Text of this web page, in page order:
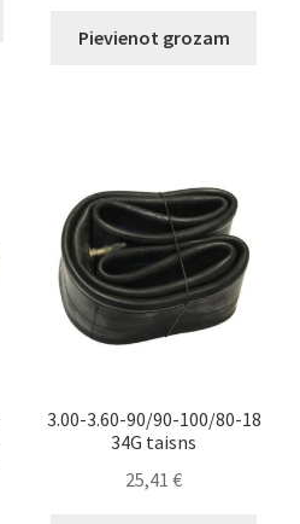
Pievienot grozam
3.00-3.60-90/90-100/80-18
34G taisns
25,41€